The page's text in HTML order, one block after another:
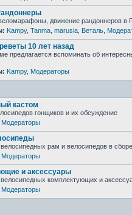
движение рандоннеров в
Kampy, Tanma marusia Веталь
10 лет назад
предлагается вспоминать об
Kampy, Модераторы
кастом
гонщиков и их обсуждение
Модераторы
рам и велосипедов в сборе
Модераторы
и аксессуары
комплектующих и
Модераторы